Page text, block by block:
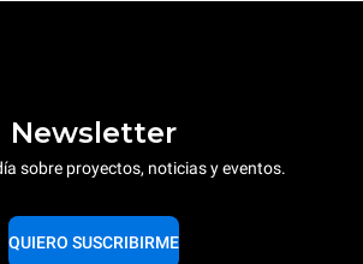
Newsletter
sobre proyectos, noticias y eventos.
QUIERO SUSCRIBIRME